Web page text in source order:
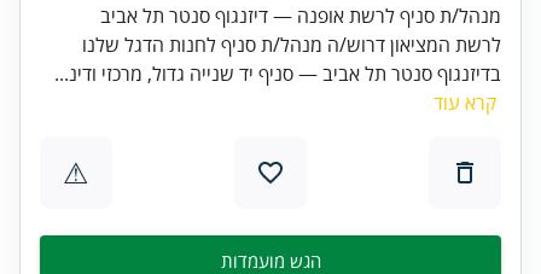
מנהל/ת סניף לרשת אופנה — דיזנגוף סנטר תל אביב
לרשת המציאון דרוש/ה מנהל/ת סניף לחנות הדגל שלנו
בדיזנגוף סנטר תל אביב — סניף יד שנייה גדול, מרכזי ודינ...
קרא עוד
⚠
הגש מועמדות